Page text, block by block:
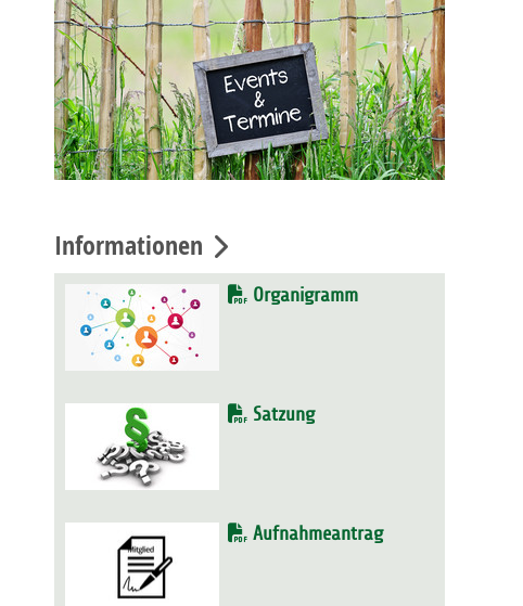
Informationen
Organigramm
Satzung
Aufnahmeantrag